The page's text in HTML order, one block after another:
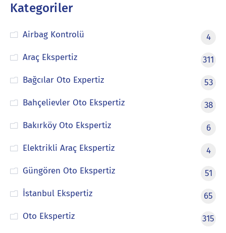
Kategoriler
Airbag Kontrolü
4
Araç Ekspertiz
311
Bağcılar Oto Expertiz
53
Bahçelievler Oto Ekspertiz
38
Bakırköy Oto Ekspertiz
6
Elektrikli Araç Ekspertiz
4
Güngören Oto Ekspertiz
51
İstanbul Ekspertiz
65
Oto Ekspertiz
315